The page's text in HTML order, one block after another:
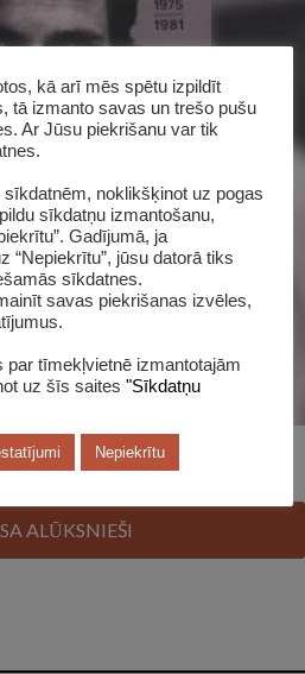
katalogā
ALŪKSNIEŠI
kā arī mēs spētu izpildīt
tā izmanto savas un trešo pušu
Ar Jūsu piekrišanu var tik
noklikšķinot uz pogas
sīkdatņu izmantošanu,
Gadījumā, ja
“Nepiekrītu”, jūsu datorā tiks
sīkdatnes.
savas piekrišanas izvēles,
par tīmekļvietnē izmantotajām
uz šīs saites "Sīkdatņu
Nepiekrītu